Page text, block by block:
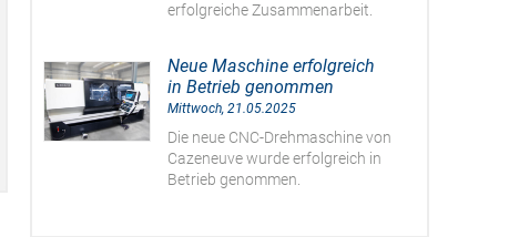
erfolgreiche Zusammenarbeit.
Neue Maschine erfolgreich
in Betrieb genommen
Mittwoch, 21.05.2025
Die neue CNC-Drehmaschine von
Cazeneuve wurde erfolgreich in
Betrieb genommen.